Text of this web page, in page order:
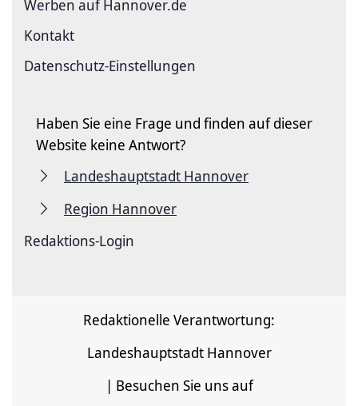
Werben auf Hannover.de
Kontakt
Datenschutz-Einstellungen
Haben Sie eine Frage und finden auf dieser
Website keine Antwort?
Landeshauptstadt Hannover
Region Hannover
Redaktions-Login
Redaktionelle Verantwortung:
Landeshauptstadt Hannover
| Besuchen Sie uns auf